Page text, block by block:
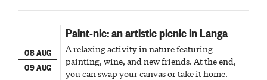
08 AUG
09 AUG
Paint-nic: an artistic picnic in Langa
A relaxing activity in nature featuring
painting, wine, and new friends. At the end,
you can swap your canvas or take it home.